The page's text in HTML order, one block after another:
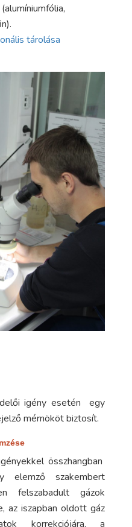
tárolása
igény esetén egy
mérnököt biztosít.
összhangban
elemző szakembert
felszabadult gázok
az iszapban oldott gáz
korrekciójára, a